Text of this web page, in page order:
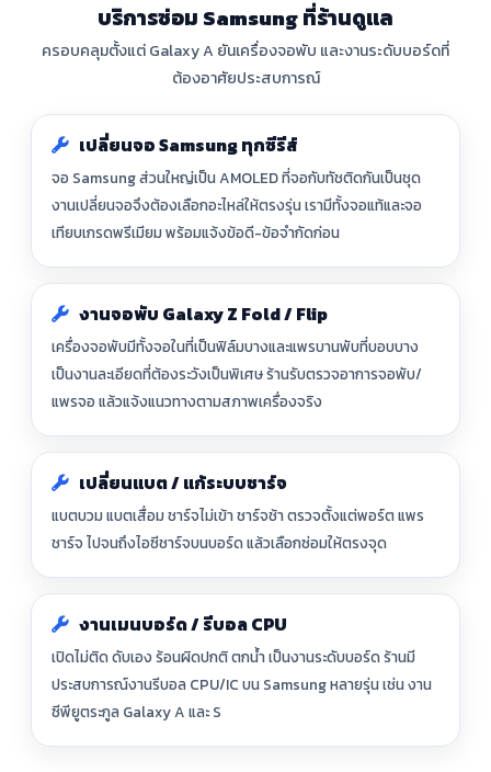
บริการซ่อม Samsung ที่ร้านดูแล
ครอบคลุมตั้งแต่ Galaxy A ยันเครื่องจอพับ และงานระดับบอร์ดที่
ต้องอาศัยประสบการณ์
เปลี่ยนจอ Samsung ทุกซีรีส์
จอ Samsung ส่วนใหญ่เป็น AMOLED ที่จอกับทัชติดกันเป็นชุด
งานเปลี่ยนจอจึงต้องเลือกอะไหล่ให้ตรงรุ่น เรามีทั้งจอแท้และจอ
เทียบเกรดพรีเมียม พร้อมแจ้งข้อดี-ข้อจำกัดก่อน
งานจอพับ Galaxy Z Fold / Flip
เครื่องจอพับมีทั้งจอในที่เป็นฟิล์มบางและแพรบานพับที่บอบบาง
เป็นงานละเอียดที่ต้องระวังเป็นพิเศษ ร้านรับตรวจอาการจอพับ/
แพรจอ แล้วแจ้งแนวทางตามสภาพเครื่องจริง
เปลี่ยนแบต / แก้ระบบชาร์จ
แบตบวม แบตเสื่อม ชาร์จไม่เข้า ชาร์จช้า ตรวจตั้งแต่พอร์ต แพร
ชาร์จ ไปจนถึงไอซีชาร์จบนบอร์ด แล้วเลือกซ่อมให้ตรงจุด
งานเมนบอร์ด / รีบอล CPU
เปิดไม่ติด ดับเอง ร้อนผิดปกติ ตกน้ำ เป็นงานระดับบอร์ด ร้านมี
ประสบการณ์งานรีบอล CPU/IC บน Samsung หลายรุ่น เช่น งาน
ซีพียูตระกูล Galaxy A และ S